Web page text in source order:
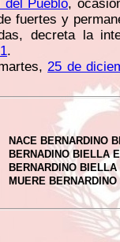
Pueblo,
fuertes y
decreta la
.
25 de
NACE BERNARDINO
BERNADINO BIELLA
BERNARDINO
MUERE